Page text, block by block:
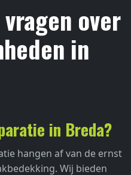
over
in
in Breda?
hangen af van de ernst
Wij bieden